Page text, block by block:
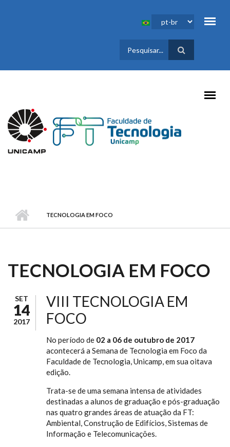
FORMULÁRIO
DE BUSCA
TECNOLOGIA EM FOCO
TECNOLOGIA EM FOCO
SET
14
2017
VIII TECNOLOGIA EM
FOCO
No período de 02 a 06 de outubro de 2017
acontecerá a Semana de Tecnologia em Foco da
Faculdade de Tecnologia, Unicamp, em sua oitava
edição.
Trata-se de uma semana intensa de atividades
destinadas a alunos de graduação e pós-graduação
nas quatro grandes áreas de atuação da FT:
Ambiental, Construção de Edifícios, Sistemas de
Informação e Telecomunicações.